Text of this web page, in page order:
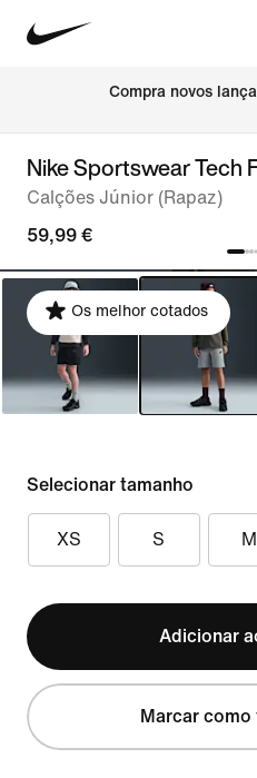
Compra novos
Nike Sportswear Tech
Calções Júnior (Rapaz)
59,99 €
Os melhor cotados
Selecionar tamanho
XS S M
Adicionar
Marcar